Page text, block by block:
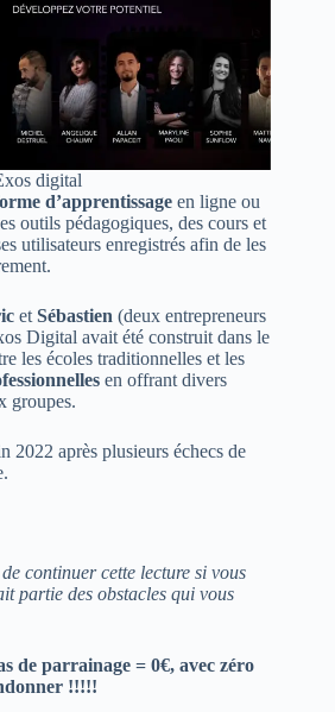
digital
d’apprentissage en ligne ou
outils pédagogiques, des cours et
utilisateurs enregistrés afin de les
et Sébastien (deux entrepreneurs
Digital avait été construit dans le
les écoles traditionnelles et les
en offrant divers
groupes.
2022 après plusieurs échecs de
continuer cette lecture si vous
partie des obstacles qui vous
de parrainage = 0€, avec zéro
!!!!!